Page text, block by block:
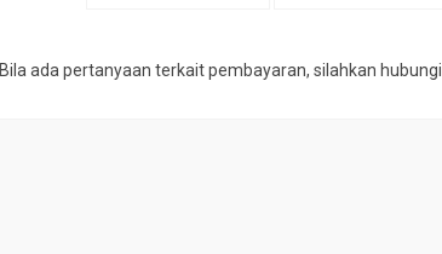
Bila ada pertanyaan terkait pembayaran, silahkan hubungi